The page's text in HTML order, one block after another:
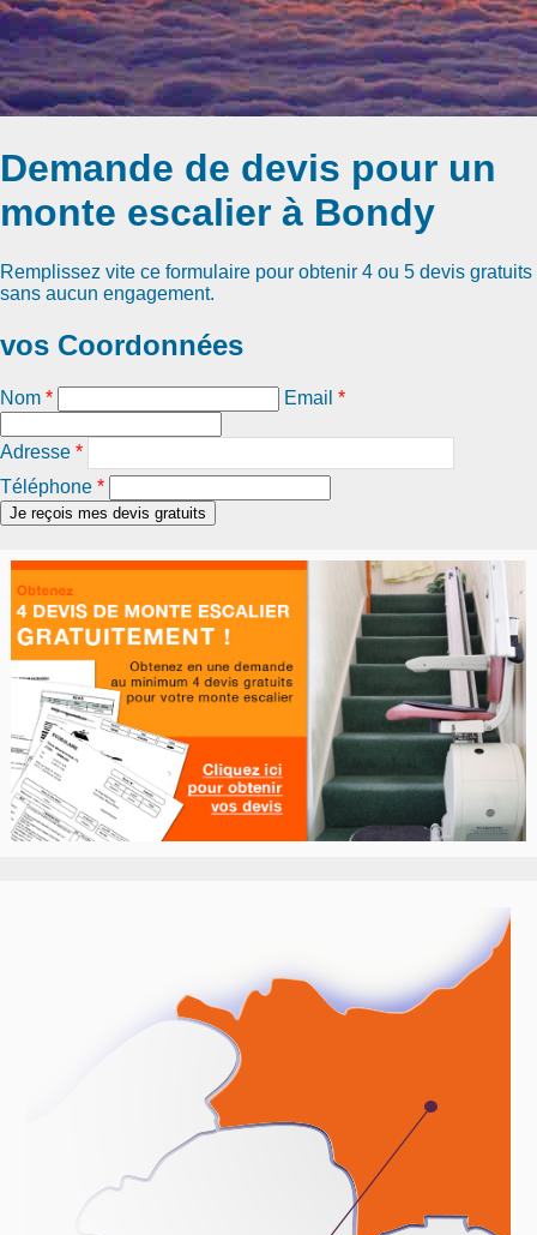
Demande de devis pour un
monte escalier à Bondy
Remplissez vite ce formulaire pour obtenir 4 ou 5 devis gratuits
sans aucun engagement.
vos Coordonnées
Nom * Email *
Adresse *
Téléphone *